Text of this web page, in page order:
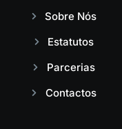
Sobre Nós
Estatutos
Parcerias
Contactos